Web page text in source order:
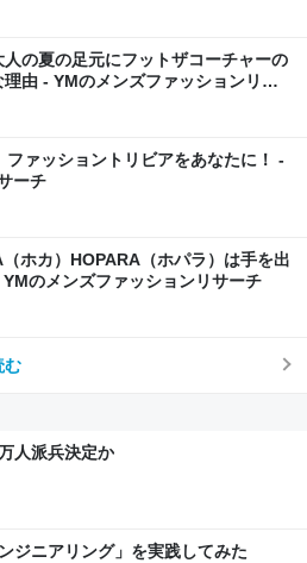
人の夏の足元にフットザコーチャーの
由 - YMのメンズファッションリサ
ファッショントリビアをあなたに！ -
ーチ
ホカ）HOPARA（ホパラ）は手を出
のメンズファッションリサーチ
む
人派兵決定か
ジニアリング」を実践してみた